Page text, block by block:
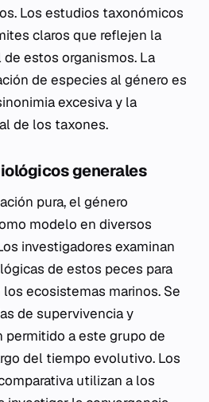
Los estudios taxonómicos
claros que reflejen la
estos organismos. La
de especies al género es
excesiva y la
de los taxones.
generales
pura, el género
modelo en diversos
investigadores examinan
de estos peces para
ecosistemas marinos. Se
de supervivencia y
permitido a este grupo de
del tiempo evolutivo. Los
utilizan a los